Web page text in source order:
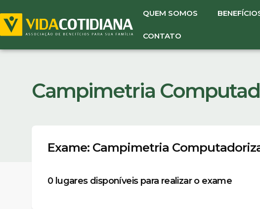
QUEM SOMOS
CONTATO
Campimetria
Exame: Campimetria
0lugares disponíveis para realizar o exame